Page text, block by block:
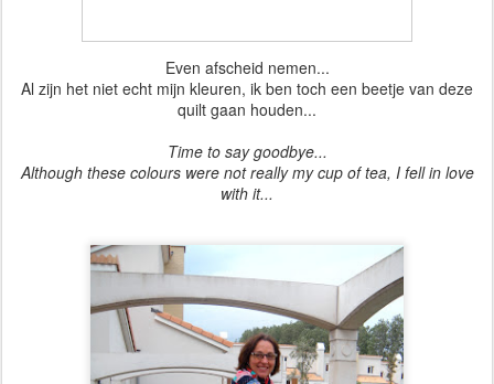
Even afscheid nemen...
Al zijn het niet echt mijn kleuren, ik ben toch een beetje van deze
quilt gaan houden...
Time to say goodbye...
Although these colours were not really my cup of tea, I fell in love
with it...